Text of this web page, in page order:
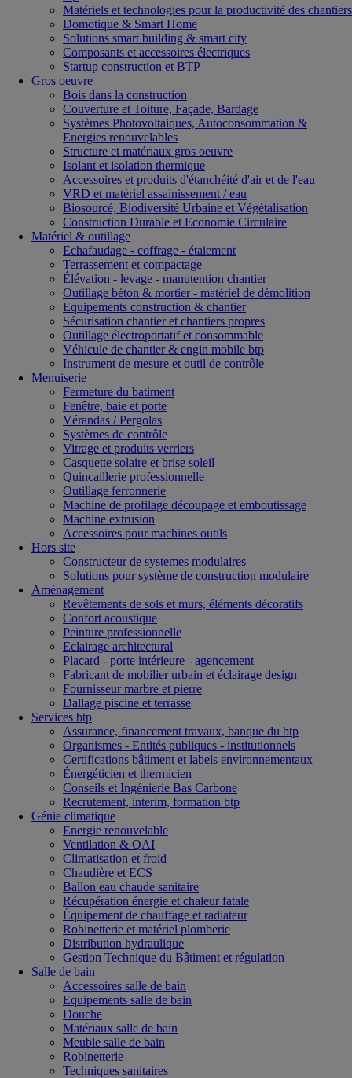
Matériels et technologies pour la productivité des chantiers
Domotique & Smart Home
Solutions smart building & smart city
Composants et accessoires électriques
Startup construction et BTP
Gros oeuvre
Bois dans la construction
Couverture et Toiture, Façade, Bardage
Systèmes Photovoltaiques, Autoconsommation &
Energies renouvelables
Structure et matériaux gros oeuvre
Isolant et isolation thermique
Accessoires et produits d'étanchéité d'air et de l'eau
VRD et matériel assainissement / eau
Biosourcé, Biodiversité Urbaine et Végétalisation
Construction Durable et Economie Circulaire
Matériel & outillage
Echafaudage - coffrage - étaiement
Terrassement et compactage
Élévation - levage - manutention chantier
Outillage béton & mortier - matériel de démolition
Equipements construction & chantier
Sécurisation chantier et chantiers propres
Outillage électroportatif et consommable
Véhicule de chantier & engin mobile btp
Instrument de mesure et outil de contrôle
Menuiserie
Fermeture du batiment
Fenêtre, baie et porte
Vérandas / Pergolas
Systèmes de contrôle
Vitrage et produits verriers
Casquette solaire et brise soleil
Quincaillerie professionnelle
Outillage ferronnerie
Machine de profilage découpage et emboutissage
Machine extrusion
Accessoires pour machines outils
Hors site
Constructeur de systemes modulaires
Solutions pour système de construction modulaire
Aménagement
Revêtements de sols et murs, éléments décoratifs
Confort acoustique
Peinture professionnelle
Eclairage architectural
Placard - porte intérieure - agencement
Fabricant de mobilier urbain et éclairage design
Fournisseur marbre et pierre
Dallage piscine et terrasse
Services btp
Assurance, financement travaux, banque du btp
Organismes - Entités publiques - institutionnels
Certifications bâtiment et labels environnementaux
Énergéticien et thermicien
Conseils et Ingénierie Bas Carbone
Recrutement, interim, formation btp
Génie climatique
Energie renouvelable
Ventilation & QAI
Climatisation et froid
Chaudière et ECS
Ballon eau chaude sanitaire
Récupération énergie et chaleur fatale
Équipement de chauffage et radiateur
Robinetterie et matériel plomberie
Distribution hydraulique
Gestion Technique du Bâtiment et régulation
Salle de bain
Accessoires salle de bain
Equipements salle de bain
Douche
Matériaux salle de bain
Meuble salle de bain
Robinetterie
Techniques sanitaires